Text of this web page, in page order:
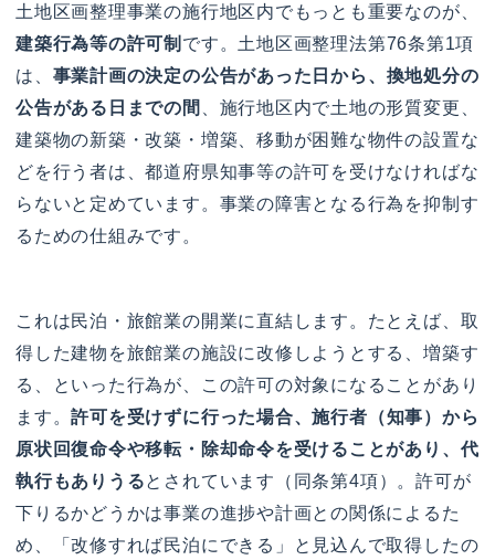
土地区画整理事業の施行地区内でもっとも重要なのが、
建築行為等の許可制 です。土地区画整理法第76条第1項
は、 事業計画の決定の公告があった日から、換地処分の
公告がある日までの間
、施行地区内で土地の形質変更、
建築物の新築・改築・増築、移動が困難な物件の設置な
どを行う者は、都道府県知事等の許可を受けなければな
らないと定めています。事業の障害となる行為を抑制す
るための仕組みです。
これは民泊・旅館業の開業に直結します。たとえば、取
得した建物を旅館業の施設に改修しようとする、増築す
る、といった行為が、この許可の対象になることがあり
ます。許可を受けずに行った場合、施行者（知事）から
原状回復命令や移転・除却命令を受けることがあり、代
執行もありうるとされています（同条第4項）。許可が
下りるかどうかは事業の進捗や計画との関係によるた
め、「改修すれば民泊にできる」と見込んで取得したの